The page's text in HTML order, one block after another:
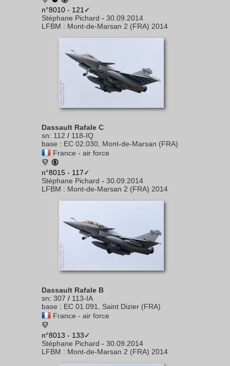
n°8010 - 121✓
Stéphane Pichard - 30.09.2014
LFBM : Mont-de-Marsan 2 (FRA) 2014
Dassault Rafale C
sn: 112 / 118-IQ
base : EC 02.030, Mont-de-Marsan (FRA)
France - air force
n°8015 - 117✓
Stéphane Pichard - 30.09.2014
LFBM : Mont-de-Marsan 2 (FRA) 2014
Dassault Rafale B
sn: 307 / 113-IA
base : EC 01.091, Saint Dizier (FRA)
France - air force
n°8013 - 133✓
Stéphane Pichard - 30.09.2014
LFBM : Mont-de-Marsan 2 (FRA) 2014